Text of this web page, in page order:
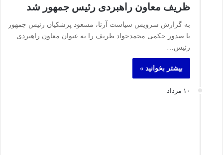
ظریف معاون راهبردی رئیس جمهور شد
به گزارش سرویس سیاست آرنا، مسعود پزشکیان رئیس جمهور
با صدور حکمی محمدجواد ظریف را به عنوان معاون راهبردی
رئیس…
بیشتر بخوانید »
۱۰ مرداد